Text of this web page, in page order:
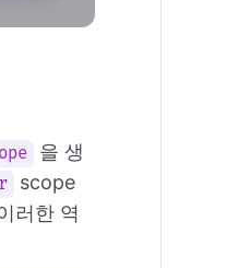
을 생
scope
러한 역